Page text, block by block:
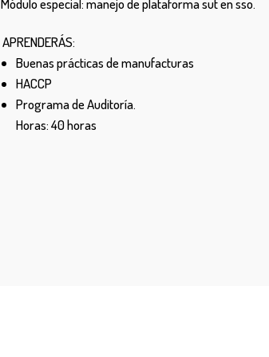
Módulo especial: manejo de plataforma sut en sso.
APRENDERÁS:
Buenas prácticas de manufacturas
HACCP
Programa de Auditoría.
Horas: 40 horas